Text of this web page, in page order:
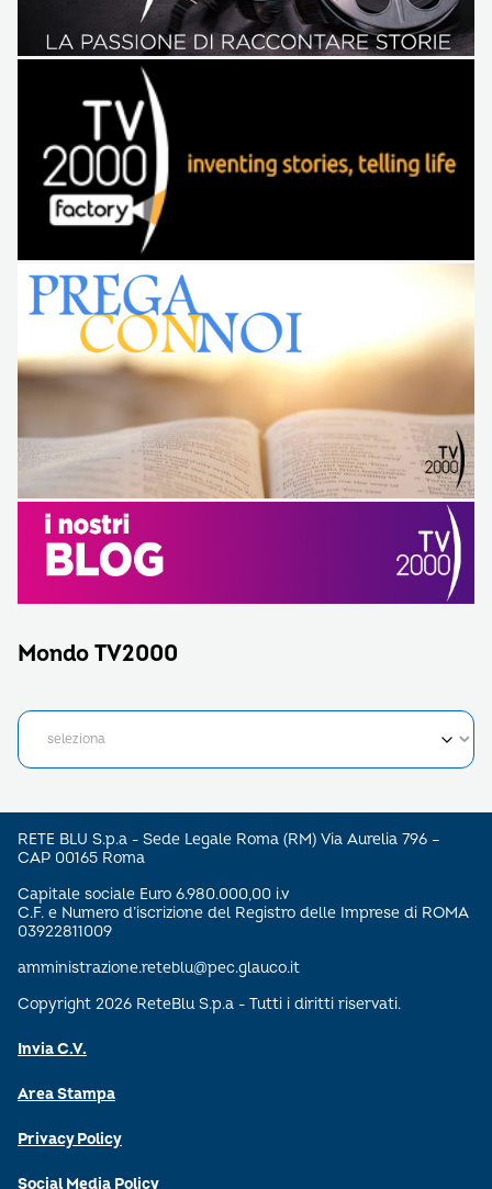
Mondo TV2000
RETE BLU S.p.a - Sede Legale Roma (RM) Via Aurelia 796 –
CAP 00165 Roma
Capitale sociale Euro 6.980.000,00 i.v
C.F. e Numero d’iscrizione del Registro delle Imprese di ROMA
03922811009
amministrazione.reteblu@pec.glauco.it
Copyright 2026 ReteBlu S.p.a - Tutti i diritti riservati.
Invia C.V.
Area Stampa
Privacy Policy
Social Media Policy